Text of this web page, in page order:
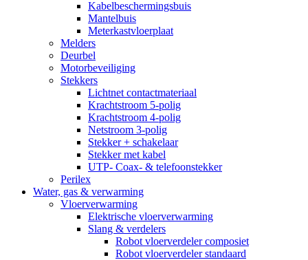
Kabelbeschermingsbuis
Mantelbuis
Meterkastvloerplaat
Melders
Deurbel
Motorbeveiliging
Stekkers
Lichtnet contactmateriaal
Krachtstroom 5-polig
Krachtstroom 4-polig
Netstroom 3-polig
Stekker + schakelaar
Stekker met kabel
UTP- Coax- & telefoonstekker
Perilex
Water, gas & verwarming
Vloerverwarming
Elektrische vloerverwarming
Slang & verdelers
Robot vloerverdeler composiet
Robot vloerverdeler standaard